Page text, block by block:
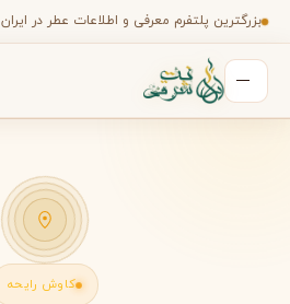
بزرگترین پلتفرم معرفی و اطلاعات عطر در ایران
کاوش رایحه